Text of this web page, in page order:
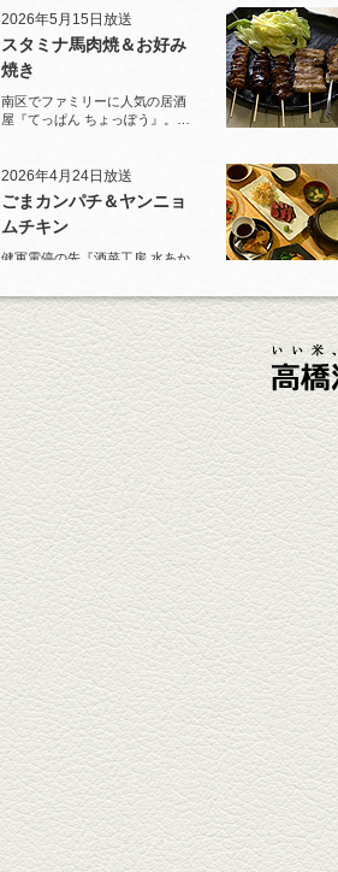
2026年5月15日放送
スタミナ馬肉焼＆お好み
焼き
南区でファミリーに人気の居酒
屋『てっぱん ちょっぽう』。王
2026年4月24日放送
ごまカンパチ＆ヤンニョ
ムチキン
健軍電停の先『酒菜工房 水あか
杯！まずは『ごまカンパチ』を
肴に。
2026年4月3日放送
元祖 鶏焼売＆牛テールの
土鍋めし
健軍電停そば『湯気立つ料理』
が名物の『yuge(ゆげ)』へ。
『白岳』を使った『旨み緑茶
割』で乾杯！
2026年3月13日放送
焼鳥おまかせ８本
健軍自衛隊通り『焼鳥 菖蒲谷』
で最高級の焼鳥を味わう。『銀
しろ...
2026年2月20日放送
1000円で飲めますｾｯﾄ＆
至福のﾊﾑｶﾂ など
東区の健軍電停のそば『居酒屋
食堂いしばしさん家』は、賑や
かでお...
2026年1月30日放送
焼き餃子＆海老チリ
栄通りの路地奥、隠れ家的な店